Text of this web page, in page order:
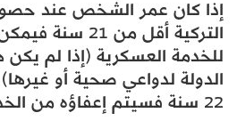
إذا كان عمر الشخص عند
التركية أقل من
للخدمة العسكرية (إذا لم
الدولة لدواعي صحية أو غيرها)
22 سنة فسيتم إعفاؤه من الخدمة.